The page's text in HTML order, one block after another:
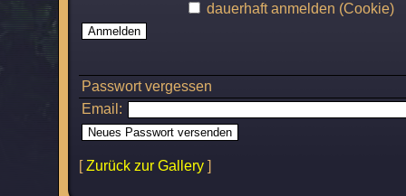
dauerhaft anmelden (Cookie)
Passwort vergessen
Email:
[Zurück zur Gallery ]